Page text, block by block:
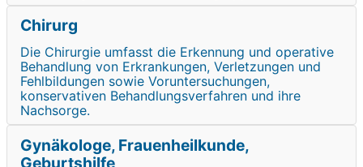
Chirurg
Die Chirurgie umfasst die Erkennung und operative
Behandlung von Erkrankungen, Verletzungen und
Fehlbildungen sowie Voruntersuchungen,
konservativen Behandlungsverfahren und ihre
Nachsorge.
Gynäkologe, Frauenheilkunde,
Geburtshilfe